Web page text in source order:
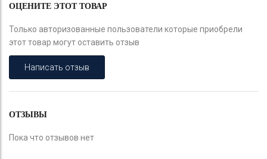
ОЦЕНИТЕ ЭТОТ ТОВАР
Только авторизованные пользователи которые приобрели
этот товар могут оставить отзыв
Написать отзыв
ОТЗЫВЫ
Пока что отзывов нет